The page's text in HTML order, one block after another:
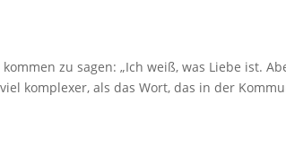
zu sagen: „Ich weiß, was Liebe ist.
komplexer, als das Wort, das in der